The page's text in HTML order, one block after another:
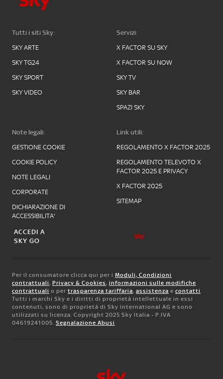
Tutti i siti Sky:
SKY ARTE
SKY TG24
SKY SPORT
SKY VIDEO
Servizi:
X FACTOR SU SKY
X FACTOR SU NOW
SKY TV
SKY BAR
SPAZI SKY
Note legali:
GESTIONE COOKIE
COOKIE POLICY
NOTE LEGALI
CORPORATE
DICHIARAZIONE DI
ACCESSIBILITA'
Link utili:
REGOLAMENTO X FACTOR 2025
REGOLAMENTO TELEVOTO X
FACTOR 2025 E PRIVACY
X FACTOR 2025
SITEMAP
ACCEDI A
SKY GO
Per il consumatore clicca qui per i Moduli, Condizioni
contrattuali, Privacy & Cookies, informazioni sulle modifiche
contrattuali o per trasparenza tariffaria, assistenza e contatti.
Tutti i marchi Sky e i diritti di proprietà intellettuale in essi
contenuti, sono di proprietà di Sky international AG e sono
utilizzati su licenza. Copyright 2025 Sky Italia - P.IVA
04619241005. Segnalazione Abusi